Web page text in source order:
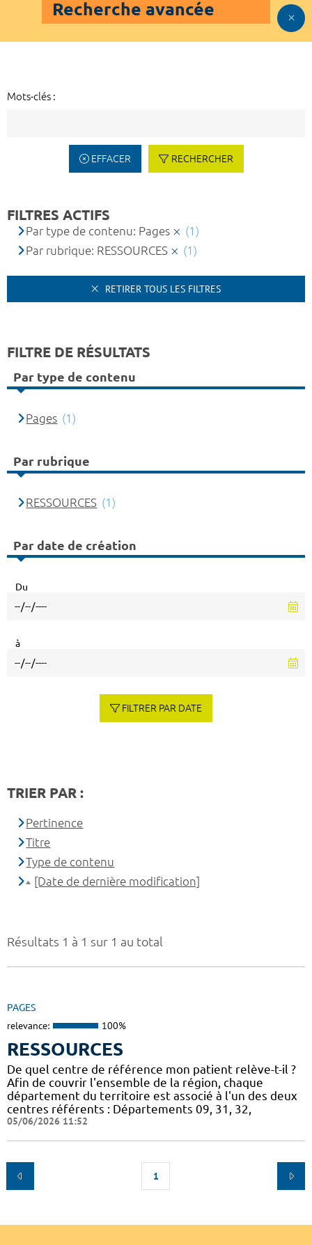
Recherche avancée
Mots-clés :
EFFACER RECHERCHER
Résultats 1 à 1 sur 1 au total
PAGES
relevance: 100%
RESSOURCES
De quel centre de référence mon patient relève-t-il ?
Afin de couvrir l'ensemble de la région, chaque
département du territoire est associé à l'un des deux
centres référents : Départements 09, 31, 32,
05/06/2026 11:52
1
FILTRES ACTIFS
Par type de contenu: Pages
(1)
Par rubrique: RESSOURCES
(1)
RETIRER TOUS LES FILTRES
FILTRE DE RÉSULTATS
Par type de contenu
Pages (1)
Par rubrique
RESSOURCES (1)
Par date de création
Du
à
FILTRER PAR DATE
TRIER PAR :
Pertinence
Titre
Type de contenu
[Date de dernière modification]